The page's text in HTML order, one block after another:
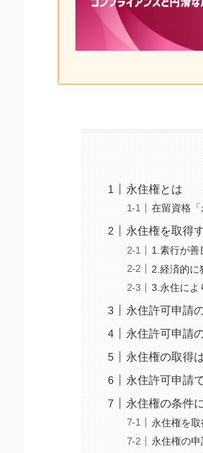
永住権とは
在留資格
永住権を取得
1.素行が善
2.経済的に
3.永住によ
永住許可申請
永住許可申請
永住権の取得
永住許可申請
永住権の条件
永住権を
永住権の